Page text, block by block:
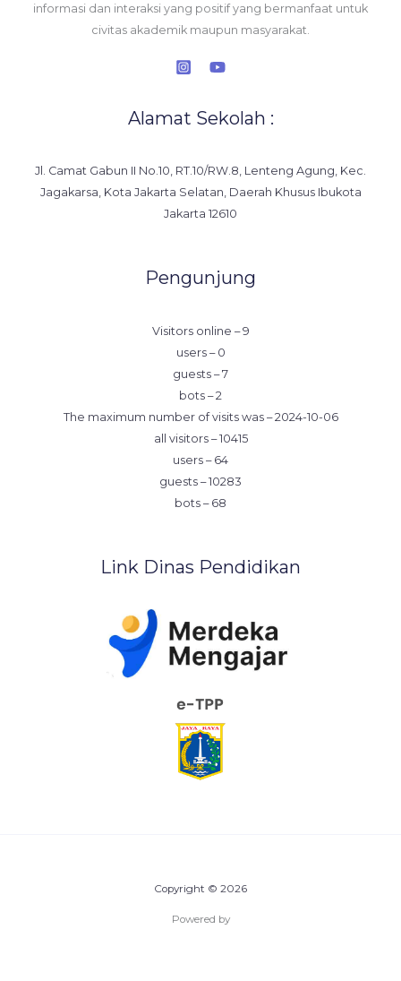
informasi dan interaksi yang positif yang bermanfaat untuk
civitas akademik maupun masyarakat.
Alamat Sekolah :
Jl. Camat Gabun II No.10, RT.10/RW.8, Lenteng Agung, Kec.
Jagakarsa, Kota Jakarta Selatan, Daerah Khusus Ibukota
Jakarta 12610
Pengunjung
Visitors online – 9
users – 0
guests – 7
bots – 2
The maximum number of visits was – 2024-10-06
all visitors – 10415
users – 64
guests – 10283
bots – 68
Link Dinas Pendidikan
Copyright © 2026
Powered by